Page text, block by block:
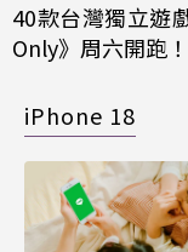
40款台灣獨立遊
Only》周六開跑！
iPhone 18